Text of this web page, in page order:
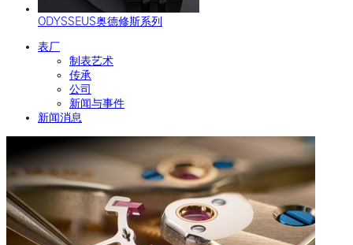
ODYSSEUS奥德修斯系列
表厂
制表艺术
传承
公司
新闻与事件
新闻消息